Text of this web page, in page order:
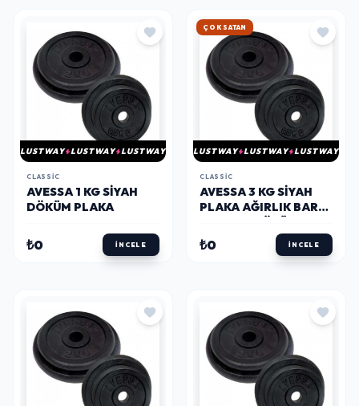
LUSTWAY LUSTWAY LUSTWAY
CLASSIC
AVESSA 1 KG SIYAH
DÖKÜM PLAKA
₺0 İNCELE
HIZLI KARGO
LUSTWAY LUSTWAY LUSTWAY
CLASSIC
AVESSA 3 KG SIYAH
PLAKA AĞIRLIK BAR
₺0 İNCELE